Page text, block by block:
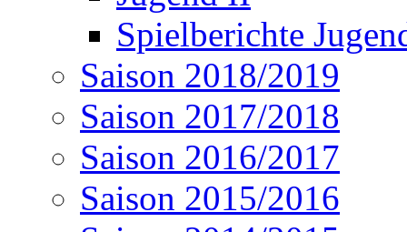
Spielberichte
Saison 2018/2019
Saison 2017/2018
Saison 2016/2017
Saison 2015/2016